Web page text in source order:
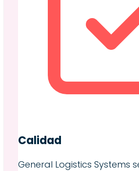
Calidad
General Logistics Systems